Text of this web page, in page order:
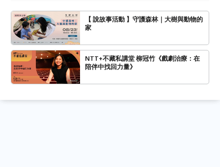
【 說故事活動 】守護森林｜大樹與動物的
家
NTT+不藏私講堂 柳冠竹《戲劇治療：在
陪伴中找回力量》